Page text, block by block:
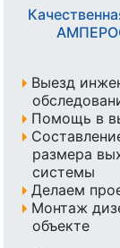
Выезд
Помощь в
размера
системы
Делаем
Монтаж
объекте